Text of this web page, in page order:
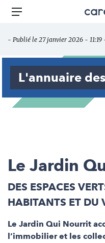
Aller
principal
des
Menu
- Publié le 27 janvier 2026 -
L'annuaire
Le Jardin
DES ESPACES
HABITANTS ET DU
Le Jardin Qui Nourrit
l’immobilier et les